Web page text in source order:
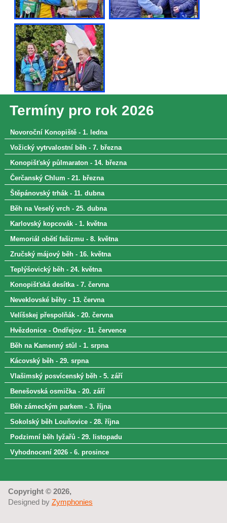
Termíny pro rok 2026
Novoroční Konopiště - 1. ledna
Vožický vytrvalostní běh - 7. března
Konopišťský půlmaraton - 14. března
Čerčanský Chlum - 21. března
Štěpánovský trhák - 11. dubna
Běh na Veselý vrch - 25. dubna
Karlovský kopcovák - 1. května
Memoriál obětí fašizmu - 8. května
Zručský májový běh - 16. května
Teplýšovický běh - 24. května
Konopišťská desítka - 7. června
Neveklovské běhy - 13. června
Velíšskej přespolňák - 20. června
Hvězdonice - Ondřejov - 11. července
Běh na Kamenný stůl - 1. srpna
Kácovský běh - 29. srpna
Vlašimský posvícenský běh - 5. září
Benešovská osmička - 20. září
Běh zámeckým parkem - 3. října
Sokolský běh Louňovice - 28. října
Podzimní běh lyžařů - 29. listopadu
Vyhodnocení 2026 - 6. prosince
Copyright © 2026,
Designed by Zymphonies